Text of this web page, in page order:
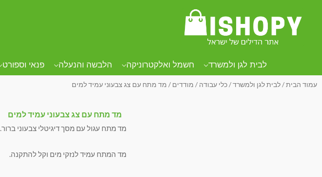
לבית לגן ולמשרד חשמל ואלקטרוניקה הלבשה והנעלה פנאי וספורט
עמוד הבית/לבית לגן ולמשרד/כלי עבודה / מודדים / מד מתח עם צג צבעוני עמיד למים
מד מתח עם צג צבעוני עמיד למים
מד מתח עגול עם מסך דיגיטלי צבעוני ברור.
מד המתח עמיד לנזקי מים וקל להתקנה.